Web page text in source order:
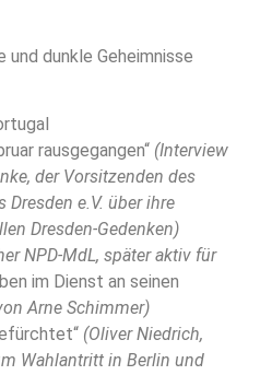
dunkle Geheimnisse
rausgegangen“ (Interview
der Vorsitzenden des
e.V. über ihre
Dresden-Gedenken)
NPD-MdL, später aktiv für
im Dienst an seinen
Arne Schimmer)
(Oliver Niedrich,
Wahlantritt in Berlin und